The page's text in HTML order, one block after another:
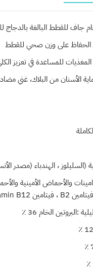
جاف للقطط البالغة بالدجاج
الحفاظ على وزن صحي للقطط
للمساعدة في تعزيز
الأسنان من البلاك، غني مضادات
(السليلوز ، الهندباء (مصدر
والأحماض الأمينية
:البروتين الخام 36 ٪